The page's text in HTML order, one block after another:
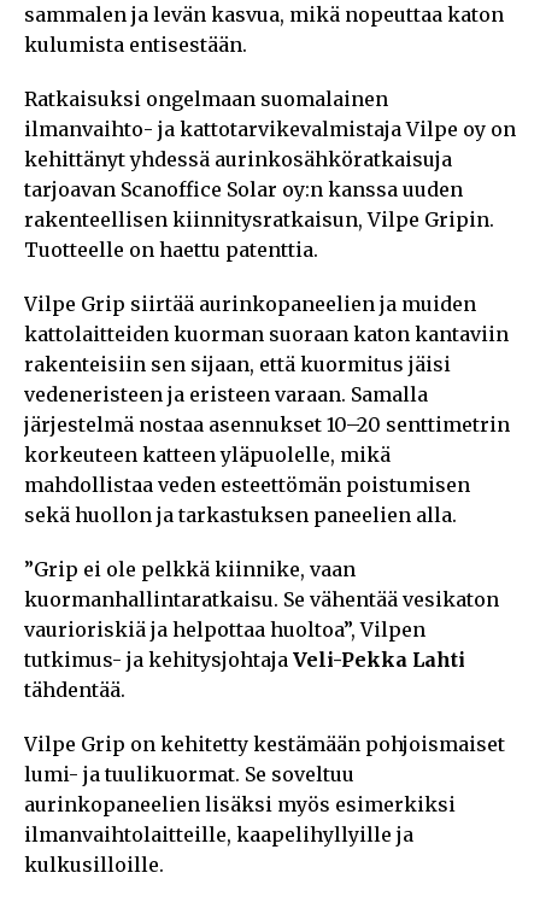
sammalen ja levän kasvua, mikä nopeuttaa katon
kulumista entisestään.
Ratkaisuksi ongelmaan suomalainen
ilmanvaihto- ja kattotarvikevalmistaja Vilpe oy on
kehittänyt yhdessä aurinkosähköratkaisuja
tarjoavan Scanoffice Solar oy:n kanssa uuden
rakenteellisen kiinnitysratkaisun, Vilpe Gripin.
Tuotteelle on haettu patenttia.
Vilpe Grip siirtää aurinkopaneelien ja muiden
kattolaitteiden kuorman suoraan katon kantaviin
rakenteisiin sen sijaan, että kuormitus jäisi
vedeneristeen ja eristeen varaan. Samalla
järjestelmä nostaa asennukset 10–20 senttimetrin
korkeuteen katteen yläpuolelle, mikä
mahdollistaa veden esteettömän poistumisen
sekä huollon ja tarkastuksen paneelien alla.
”Grip ei ole pelkkä kiinnike, vaan
kuormanhallintaratkaisu. Se vähentää vesikaton
vaurioriskiä ja helpottaa huoltoa”, Vilpen
tutkimus- ja kehitysjohtaja Veli-Pekka Lahti
tähdentää.
Vilpe Grip on kehitetty kestämään pohjoismaiset
lumi- ja tuulikuormat. Se soveltuu
aurinkopaneelien lisäksi myös esimerkiksi
ilmanvaihtolaitteille, kaapelihyllyille ja
kulkusilloille.